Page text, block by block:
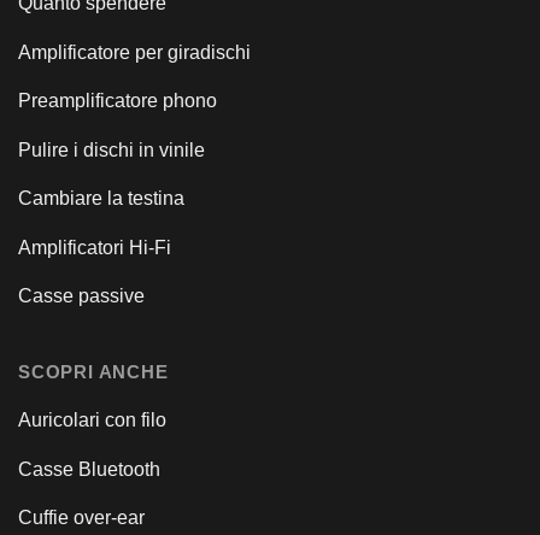
Amplificatore per giradischi
Preamplificatore phono
Pulire i dischi in vinile
Cambiare la testina
Amplificatori Hi-Fi
Casse passive
SCOPRI ANCHE
Auricolari con filo
Casse Bluetooth
Cuffie over-ear